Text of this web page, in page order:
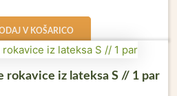
V KOŠARICO
rokavice iz lateksa S // 1 par